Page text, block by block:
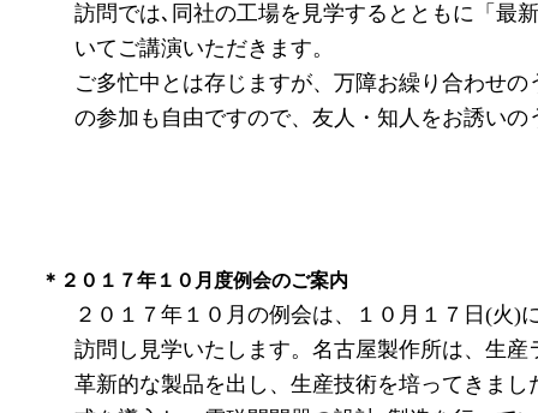
訪問では､同社の工場を見学するとともに「最
いてご講演いただきます。
ご多忙中とは存じますが、万障お繰り合わせ
の参加も自由ですので、友人・知人をお誘い
＊２０１７年１０月度例会のご案内
２０１７年１０月の例会は、１０月１７日(火
訪問し見学いたします。名古屋製作所は、生
革新的な製品を出し、生産技術を培ってきま